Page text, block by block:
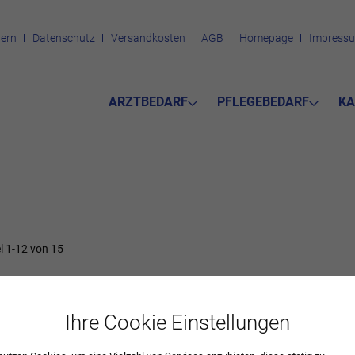
Datenschutz Versandkosten AGB Homepage
ARZTBEDARF PFLEGEBEDARF
1-12 von 15
Ihre Cookie Einstellungen